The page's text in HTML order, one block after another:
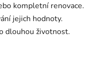
kompletní renovace.
jejich hodnoty.
dlouhou životnost.